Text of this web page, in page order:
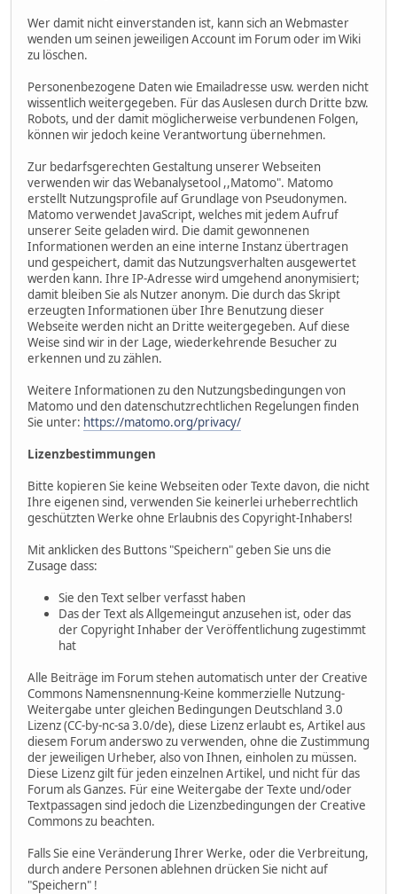
Wer damit nicht einverstanden ist, kann sich an Webmaster
wenden um seinen jeweiligen Account im Forum oder im Wiki
zu löschen.
Personenbezogene Daten wie Emailadresse usw. werden nicht
wissentlich weitergegeben. Für das Auslesen durch Dritte bzw.
Robots, und der damit möglicherweise verbundenen Folgen,
können wir jedoch keine Verantwortung übernehmen.
Zur bedarfsgerechten Gestaltung unserer Webseiten
verwenden wir das Webanalysetool ,,Matomo". Matomo
erstellt Nutzungsprofile auf Grundlage von Pseudonymen.
Matomo verwendet JavaScript, welches mit jedem Aufruf
unserer Seite geladen wird. Die damit gewonnenen
Informationen werden an eine interne Instanz übertragen
und gespeichert, damit das Nutzungsverhalten ausgewertet
werden kann. Ihre IP-Adresse wird umgehend anonymisiert;
damit bleiben Sie als Nutzer anonym. Die durch das Skript
erzeugten Informationen über Ihre Benutzung dieser
Webseite werden nicht an Dritte weitergegeben. Auf diese
Weise sind wir in der Lage, wiederkehrende Besucher zu
erkennen und zu zählen.
Weitere Informationen zu den Nutzungsbedingungen von
Matomo und den datenschutzrechtlichen Regelungen finden
Sie unter: https://matomo.org/privacy/
Lizenzbestimmungen
Bitte kopieren Sie keine Webseiten oder Texte davon, die nicht
Ihre eigenen sind, verwenden Sie keinerlei urheberrechtlich
geschützten Werke ohne Erlaubnis des Copyright-Inhabers!
Mit anklicken des Buttons "Speichern" geben Sie uns die
Zusage dass:
Sie den Text selber verfasst haben
Das der Text als Allgemeingut anzusehen ist, oder das
der Copyright Inhaber der Veröffentlichung zugestimmt
hat
Alle Beiträge im Forum stehen automatisch unter der Creative
Commons Namensnennung-Keine kommerzielle Nutzung-
Weitergabe unter gleichen Bedingungen Deutschland 3.0
Lizenz (CC-by-nc-sa 3.0/de), diese Lizenz erlaubt es, Artikel aus
diesem Forum anderswo zu verwenden, ohne die Zustimmung
der jeweiligen Urheber, also von Ihnen, einholen zu müssen.
Diese Lizenz gilt für jeden einzelnen Artikel, und nicht für das
Forum als Ganzes. Für eine Weitergabe der Texte und/oder
Textpassagen sind jedoch die Lizenzbedingungen der Creative
Commons zu beachten.
Falls Sie eine Veränderung Ihrer Werke, oder die Verbreitung,
durch andere Personen ablehnen drücken Sie nicht auf
"Speichern" !